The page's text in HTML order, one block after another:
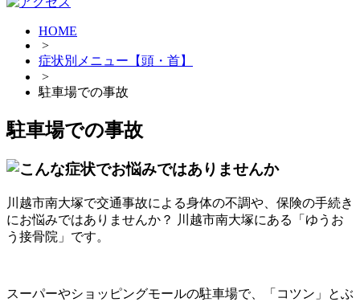
HOME
>
症状別メニュー【頭・首】
>
駐車場での事故
駐車場での事故
川越市南大塚で交通事故による身体の不調や、保険の手続き
にお悩みではありませんか？ 川越市南大塚にある「ゆうお
う接骨院」です。
スーパーやショッピングモールの駐車場で、「コツン」とぶ